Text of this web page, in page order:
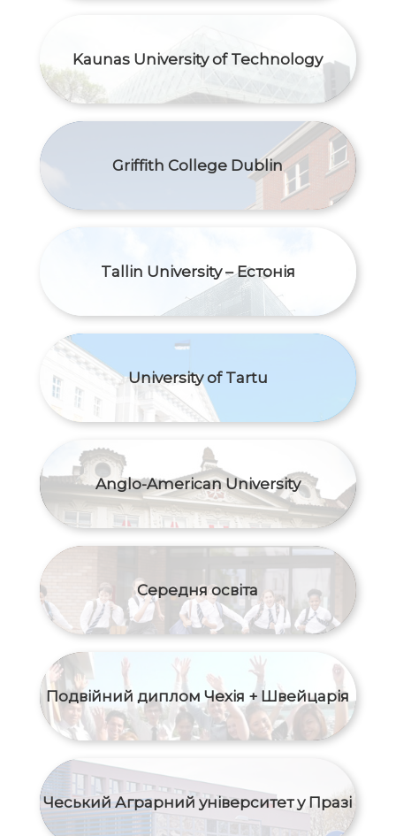
Kaunas University of Technology
Griffith College Dublin
Tallin University – Естонія
University of Tartu
Anglo-American University
Середня освіта
Подвійний диплом Чехія + Швейцарія
Чеський Аграрний університет у Празі